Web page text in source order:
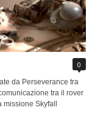
0
da Perseverance tra
tra il rover
Skyfall